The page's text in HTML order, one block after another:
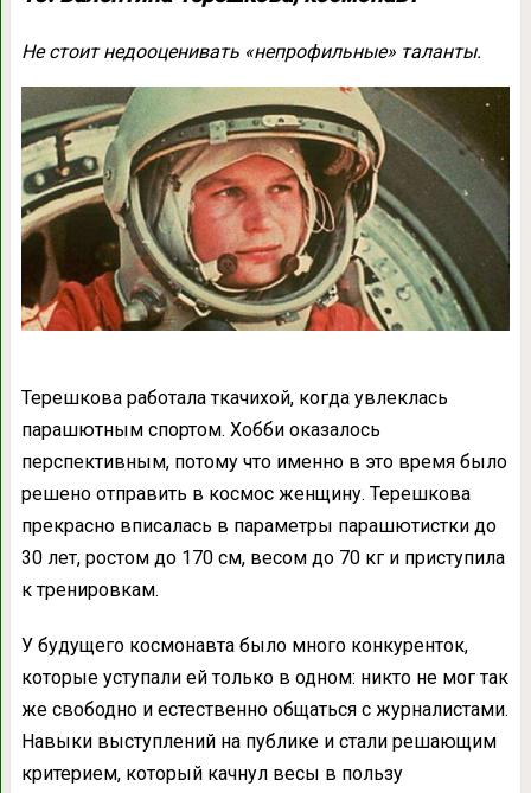
Не стоит недооценивать «непрофильные» таланты.
Терешкова работала ткачихой, когда увлеклась
парашютным спортом. Хобби оказалось
перспективным, потому что именно в это время было
решено отправить в космос женщину. Терешкова
прекрасно вписалась в параметры парашютистки до
30 лет, ростом до 170 см, весом до 70 кг и приступила
к тренировкам.
У будущего космонавта было много конкуренток,
которые уступали ей только в одном: никто не мог так
же свободно и естественно общаться с журналистами.
Навыки выступлений на публике и стали решающим
критерием, который качнул весы в пользу